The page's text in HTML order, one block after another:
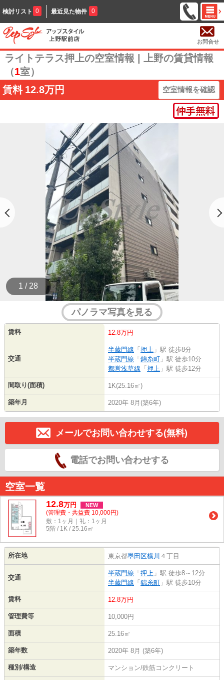
検討リスト 0 最近見た物件 0
お問合せ
ライトテラス押上の空室情報 | 上野の賃貸情報
（1室）
賃料 12.8万円 空室情報を確認
1 / 28
パノラマ写真を見る
賃料 12.8万円
交通
半蔵門線 「 押上 」駅 徒歩8分
半蔵門線 「 錦糸町 」駅 徒歩10分
都営浅草線 「 押上 」駅 徒歩12分
間取り(面積) 1K(25.16㎡)
築年月 2020年 8月(築6年)
メールでお問い合わせする(無料)
電話でお問い合わせする
空室一覧
12.8万円 NEW
(管理費・共益費 10,000円)
敷：1ヶ月｜礼：1ヶ月
5階 / 1K / 25.16㎡
所在地 東京都墨田区横川 ４丁目
交通
半蔵門線 「 押上 」駅 徒歩8～12分
半蔵門線 「 錦糸町 」駅 徒歩10分
賃料 12.8万円
管理費等 10,000円
面積 25.16㎡
築年数 2020年 8月 (築6年)
種別/構造 マンション/鉄筋コンクリート